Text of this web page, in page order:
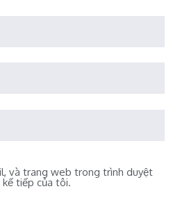
và trang web trong trình duyệt
kế tiếp của tôi.